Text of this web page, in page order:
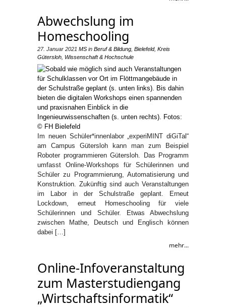
Abwechslung im
Homeschooling
27. Januar 2021 MS in Beruf & Bildung Bielefeld, Kreis
Gütersloh Wissenschaft & Hochschule
Im neuen Schüler*innenlabor „experiMINT diGiTal“
am Campus Gütersloh kann man zum Beispiel
Roboter programmieren Gütersloh. Das Programm
umfasst Online-Workshops für Schü­lerinnen und
Schüler zu Programmierung, Automati­sierung und
Konstruktion. Zukünftig sind auch Veran­staltungen
im Labor in der Schulstraße geplant. Erneut
Lockdown, erneut Homeschooling für viele
Schülerin­nen und Schüler. Etwas Abwechslung
zwischen Mathe, Deutsch und Englisch können
dabei […]
mehr...
Online-Infoveranstaltung
zum Masterstudiengang
„Wirtschaftsinformatik“